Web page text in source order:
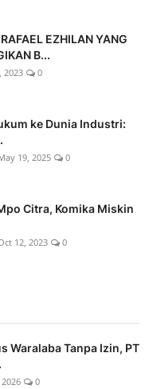
EZHILAN YANG
B...
2023 0
ke Dunia Industri:
19, 2025 0
Citra, Komika Miskin
12, 2023 0
Waralaba Tanpa Izin, PT
2026 0